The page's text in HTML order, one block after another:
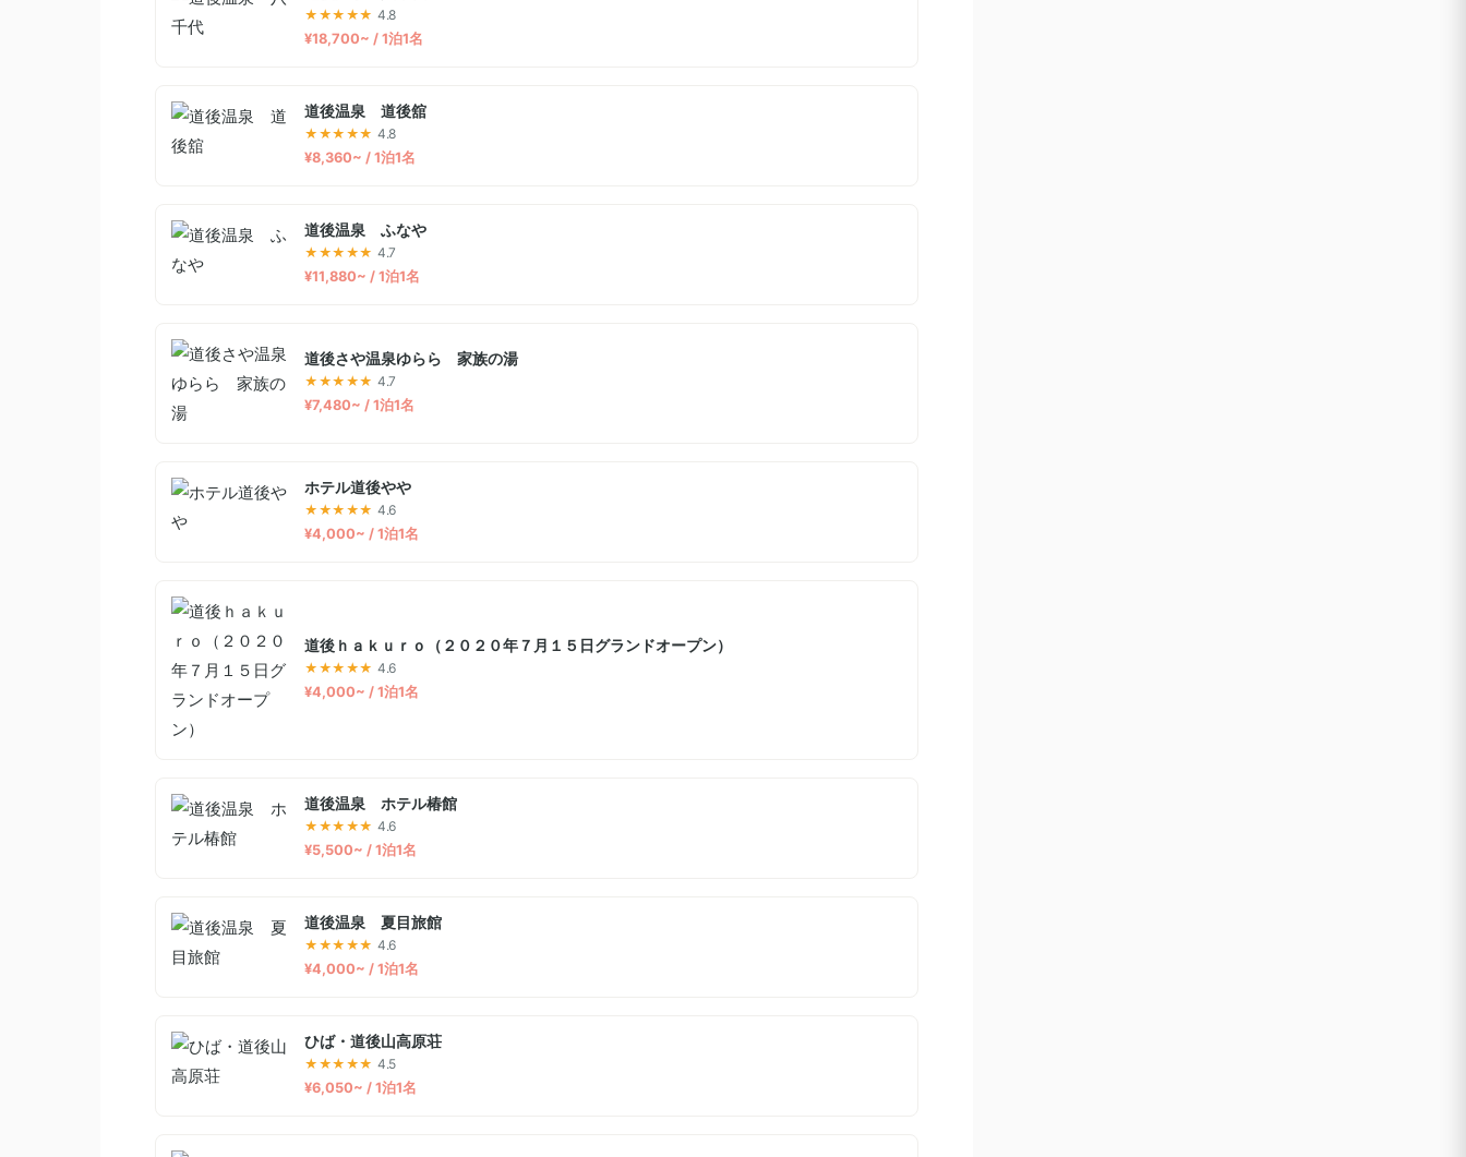
★★★★★ 4.8
¥18,700~ / 1泊1名
道後温泉 道後舘
★★★★★ 4.8
¥8,360~ / 1泊1名
道後温泉 ふなや
★★★★★ 4.7
¥11,880~ / 1泊1名
道後さや温泉ゆらら 家族の湯
★★★★★ 4.7
¥7,480~ / 1泊1名
ホテル道後やや
★★★★★ 4.6
¥4,000~ / 1泊1名
道後ｈａｋｕｒｏ（２０２０年７月１５日グランドオープン）
★★★★★ 4.6
¥4,000~ / 1泊1名
道後温泉 ホテル椿館
★★★★★ 4.6
¥5,500~ / 1泊1名
道後温泉 夏目旅館
★★★★★ 4.6
¥4,000~ / 1泊1名
ひば・道後山高原荘
★★★★★ 4.5
¥6,050~ / 1泊1名